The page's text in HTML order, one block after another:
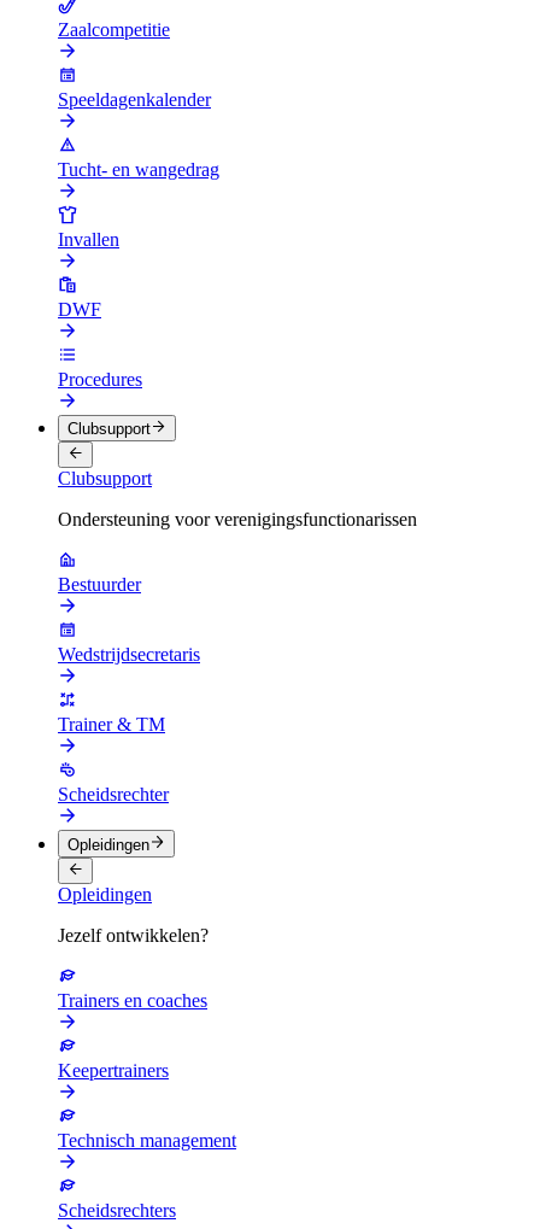
Zaalcompetitie
Speeldagenkalender
Tucht- en wangedrag
Invallen
DWF
Procedures
Clubsupport
Clubsupport
Ondersteuning voor verenigingsfunctionarissen
Bestuurder
Wedstrijdsecretaris
Trainer & TM
Scheidsrechter
Opleidingen
Opleidingen
Jezelf ontwikkelen?
Trainers en coaches
Keepertrainers
Technisch management
Scheidsrechters